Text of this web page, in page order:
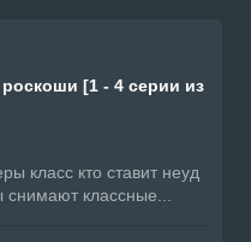
[1 - 4 серии из
класс кто ставит неуд
классные...